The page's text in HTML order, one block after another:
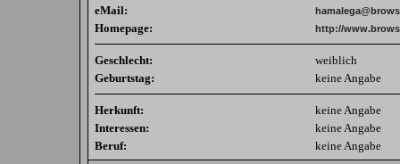
eMail:
Homepage: http://
Geschlecht:
weiblich
Geburtstag:
keine Angabe
Herkunft:
keine Angabe
Interessen:
keine Angabe
Beruf:
keine Angabe